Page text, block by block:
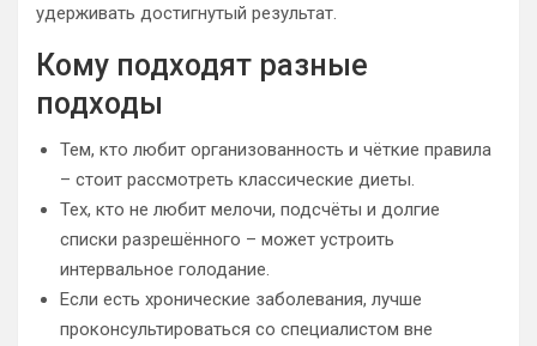
удерживать достигнутый результат.
Кому подходят разные
подходы
Тем, кто любит организованность и чёткие правила
– стоит рассмотреть классические диеты.
Тех, кто не любит мелочи, подсчёты и долгие
списки разрешённого – может устроить
интервальное голодание.
Если есть хронические заболевания, лучше
проконсультироваться со специалистом вне